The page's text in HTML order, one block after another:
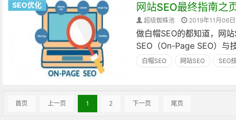
SEO优化 网站SEO最终指南之
超级蜘蛛池 2019年11月06日
做白帽SEO的都知道，网
SEO（On-Page SEO）与
白帽SEO 网站SEO SEO
首页 上一页 1 2 下一页 尾页